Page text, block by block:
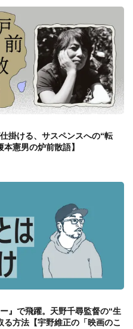
掛ける、サスペンスへの“転
憲男の炉前散語】
』で飛躍。天野千尋監督の“生
方法【宇野維正の「映画のこ